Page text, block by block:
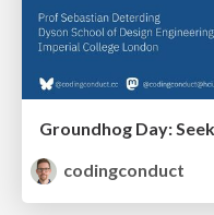
codingconduct